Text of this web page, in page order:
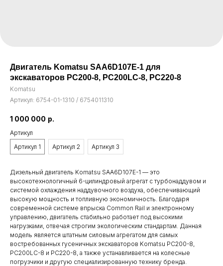
Двигатель Komatsu SAA6D107E-1 для
экскаваторов PC200-8, PC200LC-8, PC220-8
Komatsu
Артикул: 6754-01-1310 / 6754011310
1 000 000 р.
Артикул
Артикул 1
Артикул 2 Артикул 3
Дизельный двигатель Komatsu SAA6D107E-1 — это
высокотехнологичный 6-цилиндровый агрегат с турбонаддувом и
системой охлаждения наддувочного воздуха, обеспечивающий
высокую мощность и топливную экономичность. Благодаря
современной системе впрыска Common Rail и электронному
управлению, двигатель стабильно работает под высокими
нагрузками, отвечая строгим экологическим стандартам. Данная
модель является штатным силовым агрегатом для самых
востребованных гусеничных экскаваторов Komatsu PC200-8,
PC200LC-8 и PC220-8, а также устанавливается на колесные
погрузчики и другую специализированную технику бренда.